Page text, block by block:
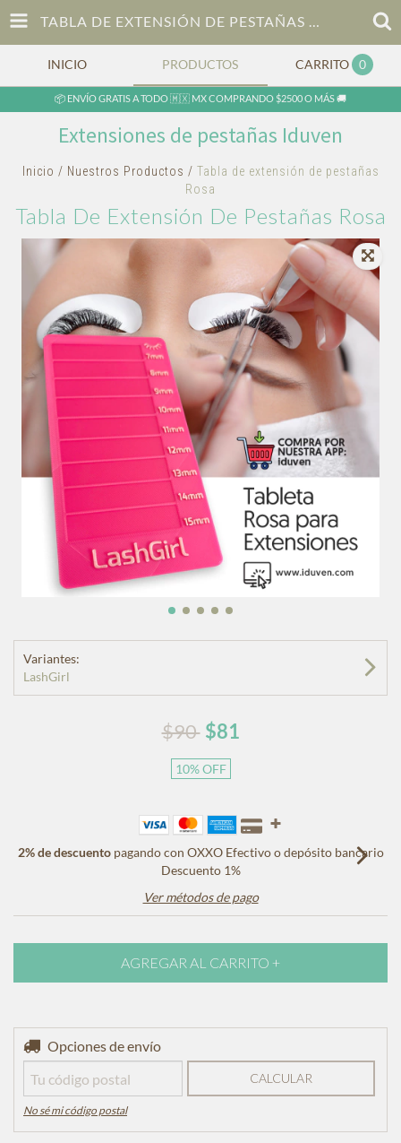
TABLA DE EXTENSIÓN DE PESTAÑAS ROSA
INICIO PRODUCTOS CARRITO 0
📦 ENVÍO GRATIS A TODO 🇲🇽 MX COMPRANDO $2500 O MÁS 🚚
Extensiones de pestañas Iduven
Inicio / Nuestros Productos / Tabla de extensión de pestañas
Rosa
Tabla De Extensión De Pestañas Rosa
Variantes:
LashGirl
$90 $81
10%OFF
2% de descuentopagando con OXXO Efectivo o depósito bancario
Descuento 1%
Ver métodos de pago
Entregas para el CP:
Opciones de envío
CALCULAR
No sé mi código postal